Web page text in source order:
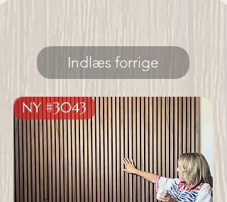
Indlæs forrige
NY #3043